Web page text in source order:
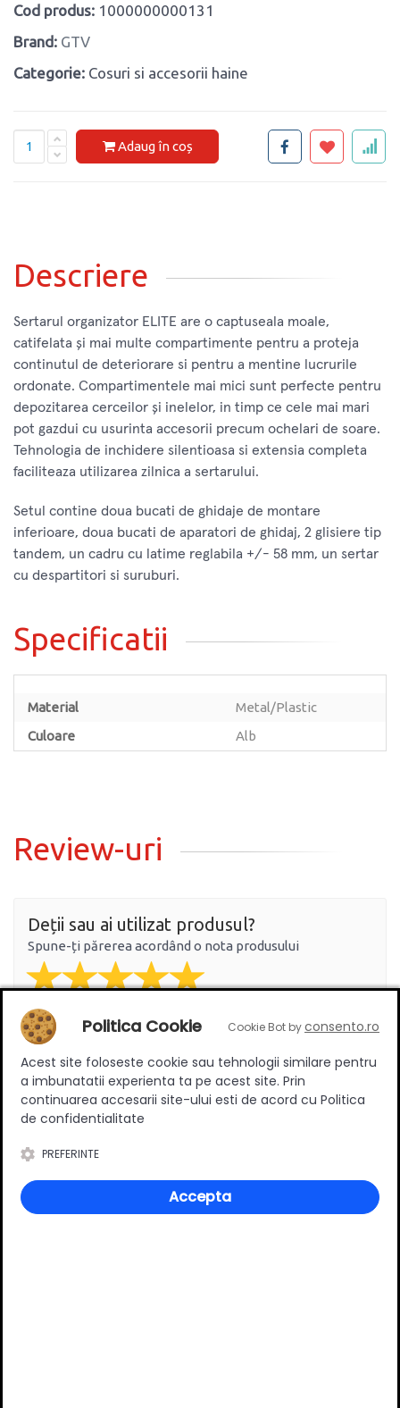
Cod produs: 1000000000131
Brand: GTV
Categorie: Cosuri si accesorii haine
Adaug în coș
Descriere
Sertarul organizator ELITE are o captuseala moale,
catifelata și mai multe compartimente pentru a proteja
continutul de deteriorare si pentru a mentine lucrurile
ordonate. Compartimentele mai mici sunt perfecte pentru
depozitarea cerceilor și inelelor, in timp ce cele mai mari
pot gazdui cu usurinta accesorii precum ochelari de soare.
Tehnologia de inchidere silentioasa si extensia completa
faciliteaza utilizarea zilnica a sertarului.
Setul contine doua bucati de ghidaje de montare
inferioare, doua bucati de aparatori de ghidaj, 2 glisiere tip
tandem, un cadru cu latime reglabila +/- 58 mm, un sertar
cu despartitori si suruburi.
Specificatii
Material
Metal/Plastic
Culoare
Alb
Review-uri
Deții sau ai utilizat produsul?
Spune-ți părerea acordând o nota produsului
Adaugă un review
Ratingul general al produsului
0
Politica Cookie Cookie Bot byconsento.ro
Acest site foloseste cookie sau tehnologii similare pentru
a imbunatatii experienta ta pe acest site. Prin
continuarea accesarii site-ului esti de acord cu Politica
de confidentialitate
PREFERINTE
Accepta